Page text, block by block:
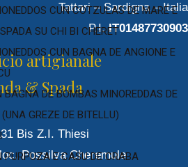
CUN COTZULAS DE MARE E
SU CHI BI CHERET
CUN BAGNA DE ANGIONE E
BAGNA DE BOMBAS MINOREDDAS DE
(UNA GREZE DE BITELLU)
PURPUZA E CASU DE CRABA
Tattari – Sardigna – Italia
P.I. IT01487730903
artigianale
& Spada
Bis Z.I. Thiesi
Possilva Cheremule